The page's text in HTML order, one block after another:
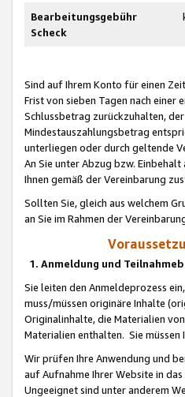
Bearbeitungsgebühr
Scheck
Sind auf Ihrem Konto für einen
Frist von sieben Tagen nach
Schlussbetrag zurückzuhalten,
Mindestauszahlungsbetrag
unterliegen oder durch geltende
An Sie unter Abzug bzw.
Ihnen gemäß der Vereinbarung
Sollten Sie, gleich aus welchem
an Sie im Rahmen der
1. Anmeldung und
Sie leiten den Anmeldeprozess
muss/müssen originäre Inhalte
Originalinhalte, die Materialien
Materialien enthalten. Sie müssen
Wir prüfen Ihre Anwendung und
auf Aufnahme Ihrer Website in
Ungeeignet sind unter anderem